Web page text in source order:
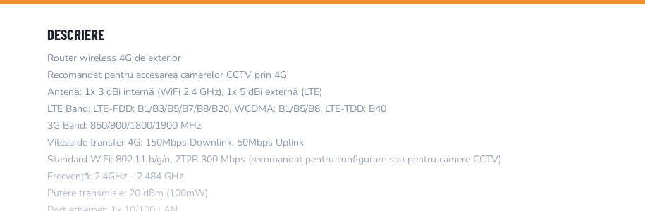
DESCRIERE
Router wireless 4G de exterior
Recomandat pentru accesarea camerelor CCTV prin 4G
Antenă: 1x 3 dBi internă (WiFi 2.4 GHz), 1x 5 dBi externă (LTE)
LTE Band: LTE-FDD: B1/B3/B5/B7/B8/B20, WCDMA: B1/B5/B8, LTE-TDD: B40
3G Band: 850/900/1800/1900 MHz
Viteza de transfer 4G: 150Mbps Downlink, 50Mbps Uplink
Standard WiFi: 802.11 b/g/n, 2T2R 300 Mbps (recomandat pentru configurare sau pentru camere CCTV)
Frecvență: 2.4GHz - 2.484 GHz
Putere transmisie: 20 dBm (100mW)